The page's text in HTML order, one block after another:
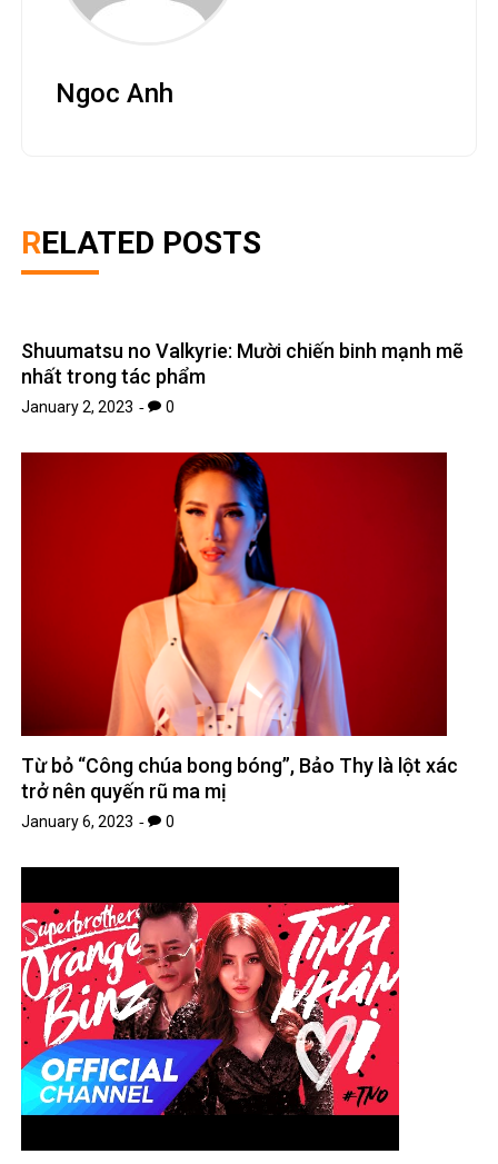
Ngoc Anh
RELATED POSTS
Shuumatsu no Valkyrie: Mười chiến binh mạnh mẽ
nhất trong tác phẩm
January 2, 2023 0
Từ bỏ “Công chúa bong bóng”, Bảo Thy là lột xác
trở nên quyến rũ ma mị
January 6, 2023 0